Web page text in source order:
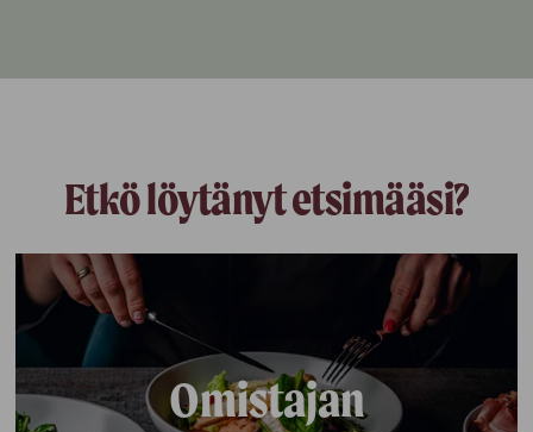
Etkö löytänyt etsimääsi?
Omistajan